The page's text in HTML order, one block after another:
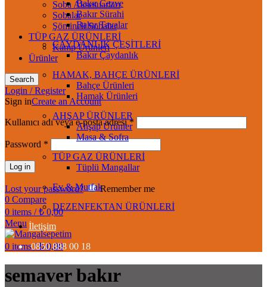
Soba Aksesuarları
Sobalar
Şömineli Sobalar
TÜP GAZ ÜRÜNLERİ
Kamp Ürünleri
Ürünler
Search
Login / Register
Sign inCreate an Account
Kullanıcı adı veya e-posta adresi*
Password *
Log in
Lost your password?
Remember me
0 Compare
0 items / ₺0,00
Menu
0 items / ₺0,00
Bakır Cezve
Bakır Sürahi
Bakır Tavalar
ÇAYDANLIK ÇEŞİTLERİ
Bakır Çaydanlık
HAMAK, BAHÇE ÜRÜNLERİ
Bahçe Ürünleri
Hamak Ürünleri
AHŞAP ÜRÜNLER
Ahşap Ürünler
Masa & Sofra
TÜP GAZ ÜRÜNLERİ
Tüplü Mangallar
Ev & Mutfak
DEZENFEKTAN ÜRÜNLERİ
İletişim
0850 888 00 18
semaver bakır